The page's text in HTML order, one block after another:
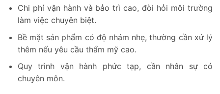
Chi phí vận hành và bảo trì cao, đòi hỏi môi trường
làm việc chuyên biệt.
Bề mặt sản phẩm có độ nhám nhẹ, thường cần xử lý
thêm nếu yêu cầu thẩm mỹ cao.
Quy trình vận hành phức tạp, cần nhân sự có
chuyên môn.